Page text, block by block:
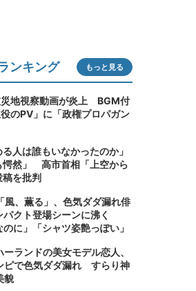
ンキング もっと見る
災地視察動画が炎上 BGM付
のPV」に「政権プロパガン
人は誰もいなかったのか」
愕然」 高市首相「上空から
稿を批判
風、薫る」、色気ダダ漏れ俳
パクト登場シーンに沸く
のに」「シャツ姿艶っぽい」
ランドの美女モデル恋人、
ピで色気ダダ漏れ すらり神
貌